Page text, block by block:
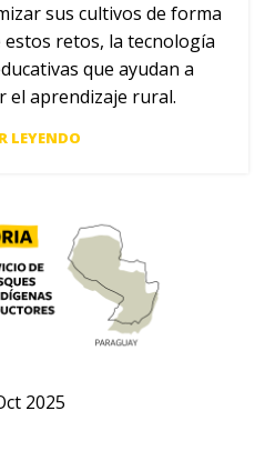
sus cultivos de forma
retos, la tecnología
que ayudan a
el aprendizaje rural.
LEYENDO
2025